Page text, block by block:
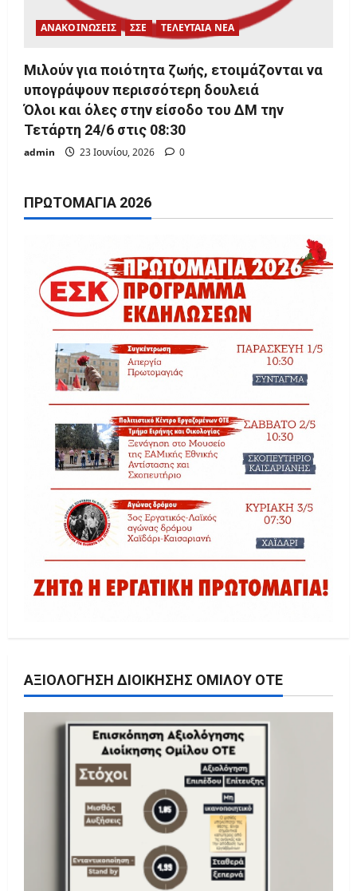
ΑΝΑΚΟΙΝΩΣΕΙΣ ΣΣΕ ΤΕΛΕΥΤΑΙΑ ΝΕΑ
Μιλούν για ποιότητα ζωής, ετοιμάζονται να
υπογράψουν περισσότερη δουλειά
Όλοι και όλες στην είσοδο του ΔΜ την
Τετάρτη 24/6 στις 08:30
admin 23 Ιουνίου, 2026 0
ΠΡΩΤΟΜΑΓΙΆ 2026
ΑΞΙΟΛΌΓΗΣΗ ΔΙΟΊΚΗΣΗΣ ΟΜΊΛΟΥ ΟΤΕ